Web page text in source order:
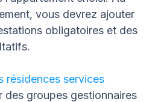
vous devrez ajouter
obligatoires et des
résidences services
des groupes gestionnaires